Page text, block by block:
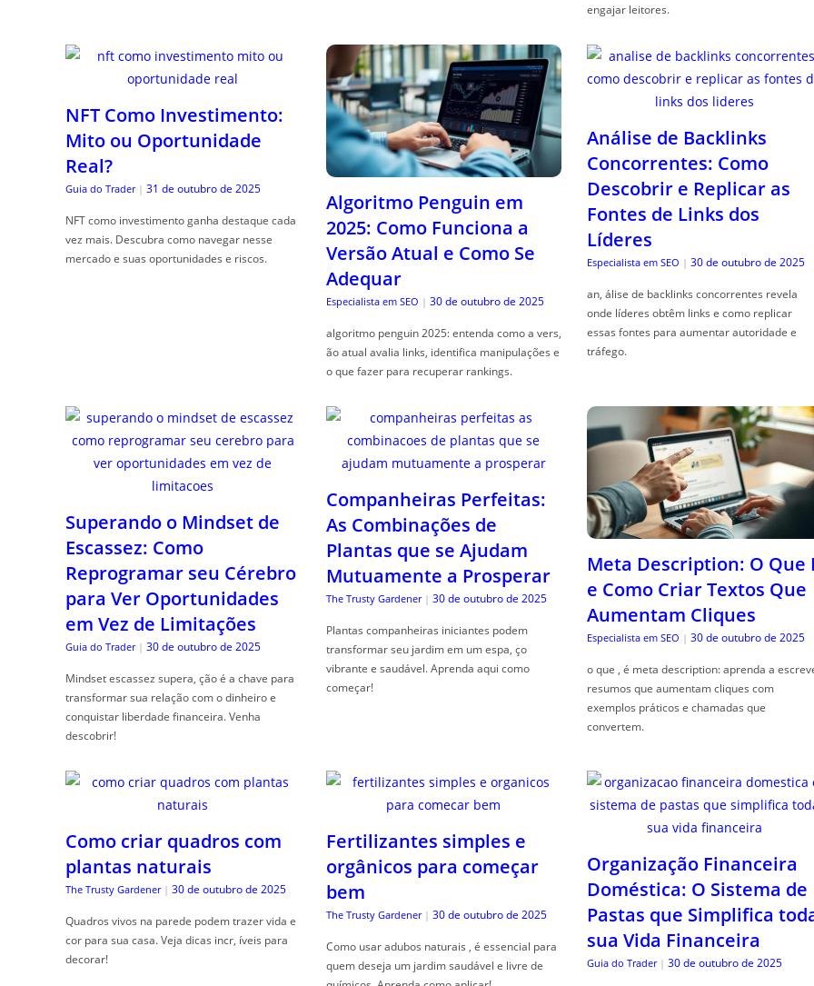
engajar leitores.
NFT Como Investimento:
Mito ou Oportunidade
Real?
Guia do Trader | 31 de outubro de 2025
NFT como investimento ganha destaque cada
vez mais. Descubra como navegar nesse
mercado e suas oportunidades e riscos.
Algoritmo Penguin em
2025: Como Funciona a
Versão Atual e Como Se
Adequar
Especialista em SEO | 30 de outubro de 2025
algoritmo penguin 2025: entenda como a vers,
ão atual avalia links, identifica manipulações e
o que fazer para recuperar rankings.
Análise de Backlinks
Concorrentes: Como
Descobrir e Replicar as
Fontes de Links dos
Líderes
Especialista em SEO | 30 de outubro de 2025
an, álise de backlinks concorrentes revela
onde líderes obtêm links e como replicar
essas fontes para aumentar autoridade e
tráfego.
Superando o Mindset de
Escassez: Como
Reprogramar seu Cérebro
para Ver Oportunidades
em Vez de Limitações
Guia do Trader | 30 de outubro de 2025
Mindset escassez supera, ção é a chave para
transformar sua relação com o dinheiro e
conquistar liberdade financeira. Venha
descobrir!
Companheiras Perfeitas:
As Combinações de
Plantas que se Ajudam
Mutuamente a Prosperar
The Trusty Gardener | 30 de outubro de 2025
Plantas companheiras iniciantes podem
transformar seu jardim em um espa, ço
vibrante e saudável. Aprenda aqui como
começar!
Meta Description: O Que
e Como Criar Textos Que
Aumentam Cliques
Especialista em SEO | 30 de outubro de 2025
o que , é meta description: aprenda a
resumos que aumentam cliques com
exemplos práticos e chamadas que
convertem.
Como criar quadros com
plantas naturais
The Trusty Gardener | 30 de outubro de 2025
Quadros vivos na parede podem trazer vida e
cor para sua casa. Veja dicas incr, íveis para
decorar!
Fertilizantes simples e
orgânicos para começar
bem
The Trusty Gardener | 30 de outubro de 2025
Como usar adubos naturais , é essencial para
quem deseja um jardim saudável e livre de
Organização Financeira
Doméstica: O Sistema de
Pastas que Simplifica
sua Vida Financeira
Guia do Trader | 30 de outubro de 2025